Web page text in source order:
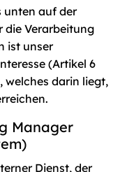
unten auf der
die Verarbeitung
ist unser
(Artikel 6
welches darin liegt,
Manager
Dienst, der